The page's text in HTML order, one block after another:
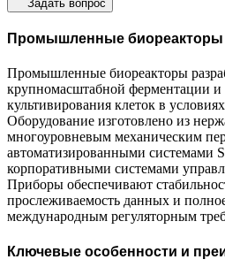
Задать вопрос
Промышленные биореакторы
Промышленные биореакторы
крупномасштабной ферментации и
культивирования клеток в
Оборудование изготовлено из
многоуровневым механическим
автоматизированными системами
корпоративными системами
Приборы обеспечивают
прослеживаемость данных и
международным регуляторным
Ключевые особенности и